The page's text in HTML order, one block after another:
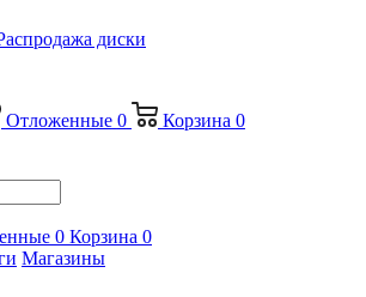
диски
Отложенные 0 Корзина 0
0 Корзина 0
Магазины